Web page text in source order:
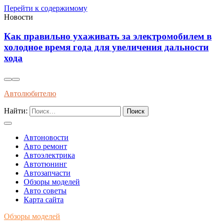
Перейти к содержимому
Новости
Современные методы диагностики и
профилактики износа автоматических коробок
передач длительным эксплуатационным сроком
Автолюбителю
Найти:
Автоновости
Авто ремонт
Автоэлектрика
Автотюнинг
Автозапчасти
Обзоры моделей
Авто советы
Карта сайта
Обзоры моделей